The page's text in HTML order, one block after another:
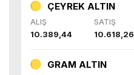
ÇEYREK ALTIN
ALIŞ SATIŞ
10.389,44 10.618,26
GRAM ALTIN